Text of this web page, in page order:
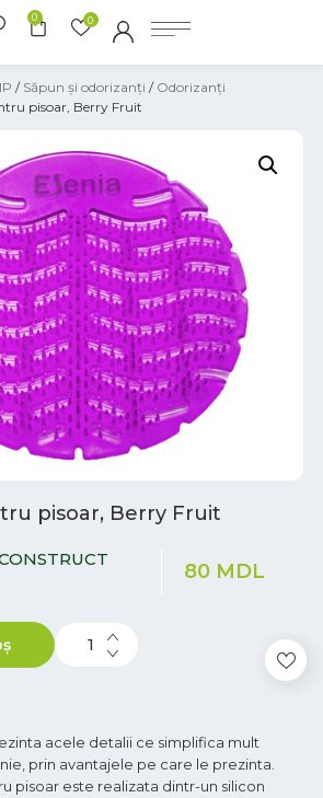
0 0
/ Săpun și odorizanți / Odorizanți
pisoar, Berry Fruit
pisoar, Berry Fruit
80 MDL
acele detalii ce simplifica mult
prin avantajele pe care le prezinta.
pisoar este realizata dintr-un silicon